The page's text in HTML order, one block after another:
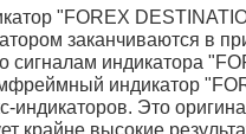
"FOREX
заканчиваются в
сигналам индикатора
индикатор
индикаторов. Это